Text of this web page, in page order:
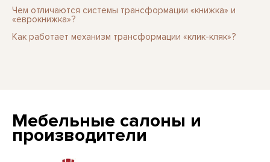
Чем отличаются системы трансформации «книжка» и
«еврокнижка»?
Как работает механизм трансформации «клик-кляк»?
Мебельные салоны и
производители